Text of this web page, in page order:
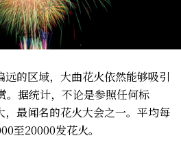
远的区域，大曲花火依然能够吸引
。据统计，不论是参照任何标
，最闻名的花火大会之一。平均每
至20000发花火。